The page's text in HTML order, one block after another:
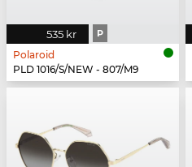
535 kr P
Polaroid
PLD 1016/S/NEW - 807/M9